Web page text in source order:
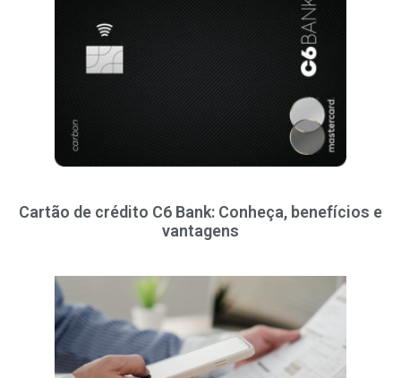
Cartão de crédito C6 Bank: Conheça, benefícios e
vantagens